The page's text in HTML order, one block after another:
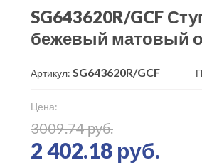
SG643620R/GCF
бежевый матовый
Артикул: SG643620R/GCF
Цена:
3009.74 руб.
2 402.18 руб.